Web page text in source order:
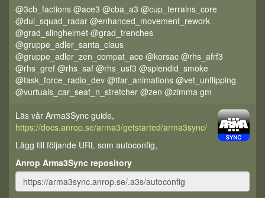
@3cb_factions @ace3 @cba_a3 @cup_terrains_core
@dui_squad_radar @enhanced_movement_rework
@grad_slinghelmet @grad_trenches
@gruppe_adler_santa_claus
@gruppe_adler_zen_compat_ace @korsac @rhs_afrf3
@rhs_gref @rhs_saf @rhs_usf3 @splendid_smoke
@task_force_radio_dev @tfar_animations @vet_unflipping
@vurtuals_car_seat_n_stretcher @zen @zimma gm
Läs vår Arma3Sync guide,
https://docs.anrop.se/arma3/getstarted/arma3sync/
Lägg till följande URL som autoconfig,
Anrop Arma3Sync repository